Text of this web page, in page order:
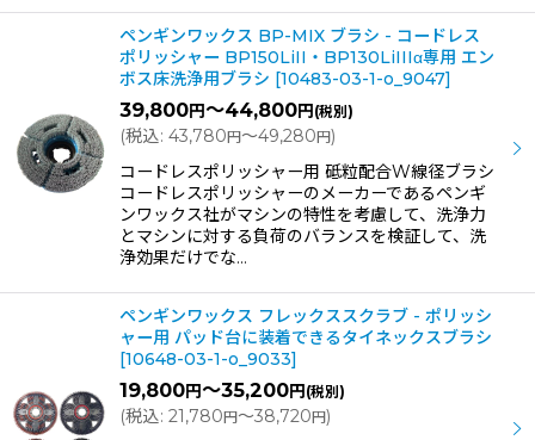
ペンギンワックス BP-MIX ブラシ - コードレス
ポリッシャー BP150LiII・BP130LiIIIα専用 エン
ボス床洗浄用ブラシ [10483-03-1-o_9047]
39,800円～44,800円 (税別)
(税込: 43,780円～49,280円)
コードレスポリッシャー用 砥粒配合W線径ブラシ
コードレスポリッシャーのメーカーであるペンギ
ンワックス社がマシンの特性を考慮して、洗浄力
とマシンに対する負荷のバランスを検証して、洗
浄効果だけでな…
ペンギンワックス フレックススクラブ - ポリッシ
ャー用 パッド台に装着できるタイネックスブラシ
[10648-03-1-o_9033]
19,800円～35,200円 (税別)
(税込: 21,780円～38,720円)